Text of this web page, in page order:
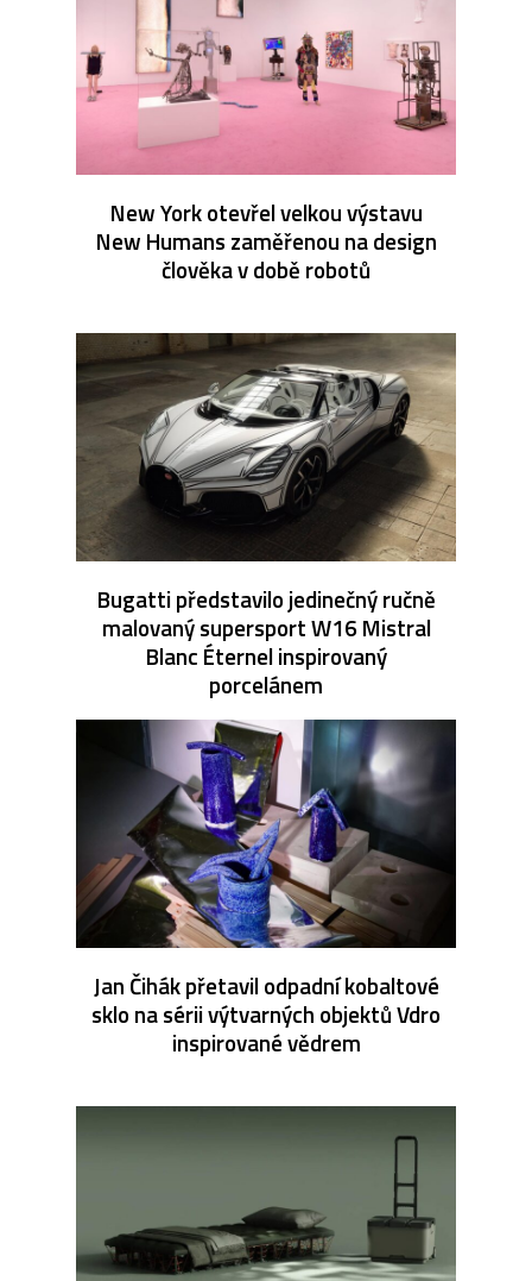
New York otevřel velkou výstavu
New Humans zaměřenou na design
člověka v době robotů
Bugatti představilo jedinečný ručně
malovaný supersport W16 Mistral
Blanc Éternel inspirovaný
porcelánem
Jan Čihák přetavil odpadní kobaltové
sklo na sérii výtvarných objektů Vdro
inspirované vědrem